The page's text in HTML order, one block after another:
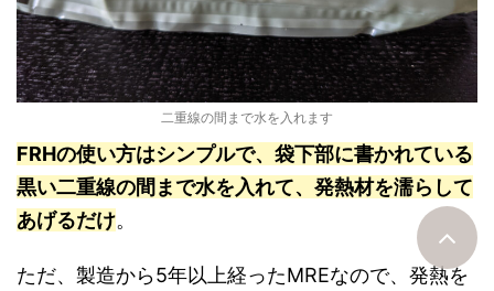
二重線の間まで水を入れます
FRHの使い方はシンプルで、袋下部に書かれている
黒い二重線の間まで水を入れて、発熱材を濡らして
あげるだけ。
ただ、製造から5年以上経ったMREなので、発熱を